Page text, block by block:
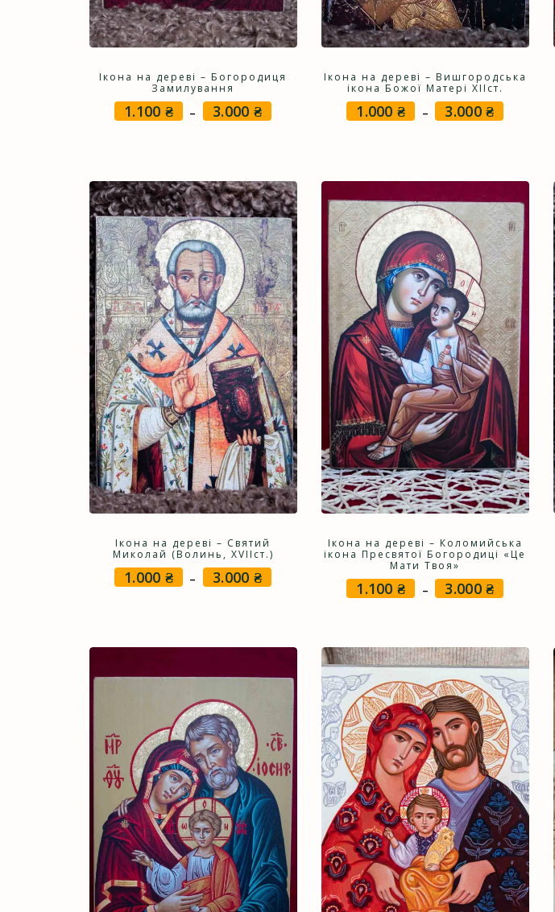
Ікона на дереві – Богородиця
Замилування
1.100 ₴ – 3.000 ₴
3.000 ₴
Ікона на дереві – Вишгородська
ікона Божої Матері XIIст.
1.000₴ – 3.000₴
3.000 ₴
Ікона на дереві – Святий
Миколай (Волинь, XVIIст.)
1.000 ₴ – 3.000 ₴
3.000 ₴
Ікона на дереві – Коломийська
ікона Пресвятої Богородиці «Це
Мати Твоя»
1.100₴ – 3.000₴
through
3.000 ₴